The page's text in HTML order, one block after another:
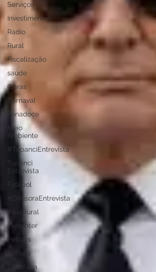
Serviços
Investimentos
Rádio
Rural
Fiscalização
saúde
Obras
Carnaval
Fenadoce
Meio
Ambiente
#TupanciEntrevista
Tupanci
Entrevista
Futebol
#DifusoraEntrevista
#SulRural
Expointer
Pelotas
Política
Expofeira